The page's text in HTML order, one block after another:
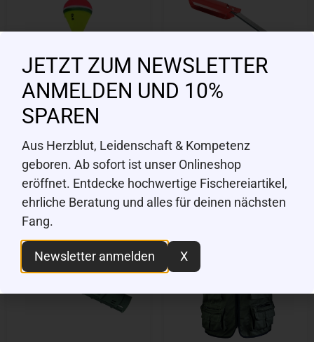
RAGOT
Cerou Forellenpose,
RAGOT
7.90
JETZT ZUM NEWSLETTER
ANMELDEN UND 10%
SPAREN
Aus Herzblut, Leidenschaft & Kompetenz
geboren. Ab sofort ist unser Onlineshop
eröffnet. Entdecke hochwertige Fischereiartikel,
ehrliche Beratung und alles für deinen nächsten
Fang.
Newsletter anmelden X